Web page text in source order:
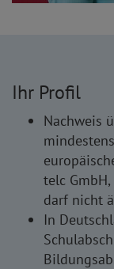
Ihr Profil
Nachweis
telc
darf nicht
In